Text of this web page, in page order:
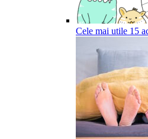
Cele mai utile 15